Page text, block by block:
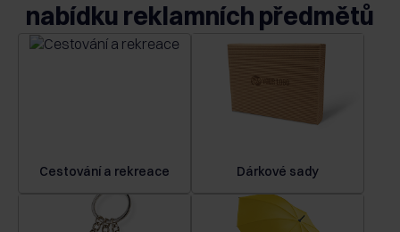
nabídku reklamních předmětů
Cestování a rekreace Dárkové sady